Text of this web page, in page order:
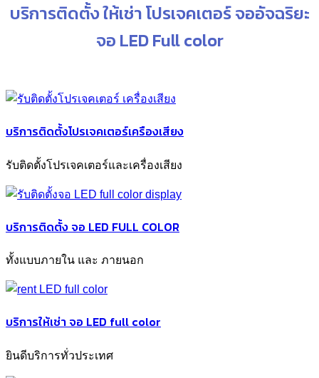
บริการติดตั้ง ให้เช่า โปรเจคเตอร์ จออัจฉริยะ
จอ LED Full color
บริการติดตั้งโปรเจคเตอร์เครืองเสียง
รับติดตั้งโปรเจคเตอร์และเครื่องเสียง
บริการติดตั้ง จอ LED FULL COLOR
ทั้งแบบภายใน และ ภายนอก
บริการให้เช่า จอ LED full color
ยินดีบริการทั่วประเทศ